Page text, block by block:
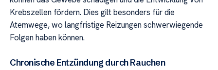
Krebszellen fördern. Dies gilt besonders für die
Atemwege, wo langfristige Reizungen schwerwiegende
Folgen haben können.
Chronische Entzündung durch Rauchen